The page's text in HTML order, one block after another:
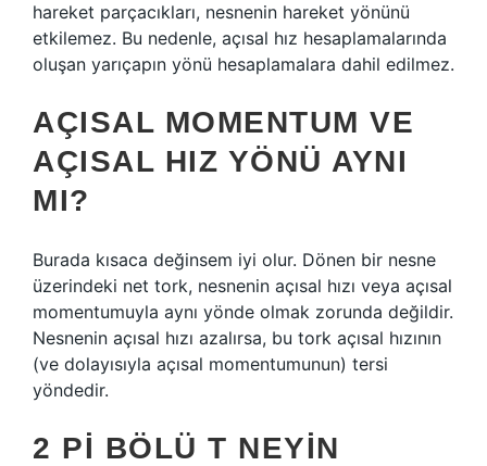
hareket parçacıkları, nesnenin hareket yönünü
etkilemez. Bu nedenle, açısal hız hesaplamalarında
oluşan yarıçapın yönü hesaplamalara dahil edilmez.
AÇISAL MOMENTUM VE
AÇISAL HIZ YÖNÜ AYNI
MI?
Burada kısaca değinsem iyi olur. Dönen bir nesne
üzerindeki net tork, nesnenin açısal hızı veya açısal
momentumuyla aynı yönde olmak zorunda değildir.
Nesnenin açısal hızı azalırsa, bu tork açısal hızının
(ve dolayısıyla açısal momentumunun) tersi
yöndedir.
2 PI BÖLÜ T NEYIN